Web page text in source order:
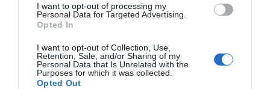
I want to opt-out of processing my
Personal Data for Targeted Advertising.
Opted In
I want to opt-out of Collection, Use,
Retention, Sale, and/or Sharing of my
Personal Data that Is Unrelated with the
Purposes for which it was collected.
Opted Out
Εύβοια: Γυναίκα έπεσε θύμα
διαδικτυακής απάτης – Πλήρωσε
για τρακτέρ που δεν παρέλαβε
07.08.2026 | 21:20
Τραγωδία στην Εύβοια: Άνδρας
ανασύρθηκε χωρίς τις αισθήσεις
Μητσοτάκης για το
myAGRO – Τι δήλωσε
Αττική: Αυτά είναι τα
μέτρα ενίσχυσης των
πυρόπληκτων